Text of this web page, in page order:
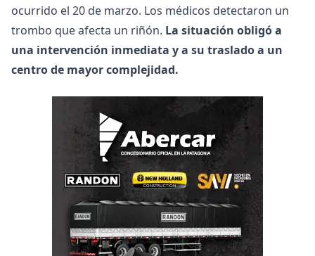
ocurrido el 20 de marzo. Los médicos detectaron un
trombo que afecta un riñón. La situación obligó a
una intervención inmediata y a su traslado a un
centro de mayor complejidad.